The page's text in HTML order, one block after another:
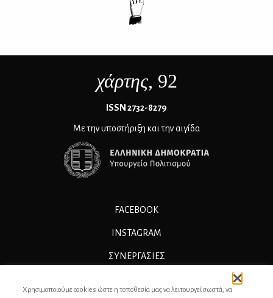
χάρτης, 92
ΙSSN 2732-8279
Με την υποστήριξη και την αιγίδα
FACEBOOK
INSTAGRAM
ΣΥΝΕΡΓΑΣΊΕΣ
Χρησιμοποιούμε cookies ώστε η τοποθεσία μας να λειτουργεί σωστά, να